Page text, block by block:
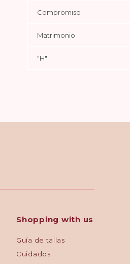
Compromiso
Matrimonio
"H"
Shopping with us
Guía de tallas
Cuidados